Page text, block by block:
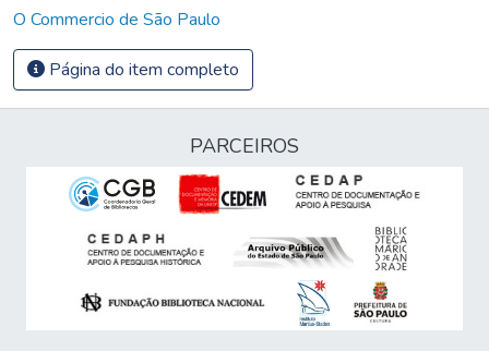
O Commercio de São Paulo
Página do item completo
PARCEIROS